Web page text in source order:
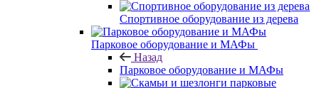
Спортивное оборудование из дерева
Парковое оборудование и МАФы
Назад
Парковое оборудование и МАФы